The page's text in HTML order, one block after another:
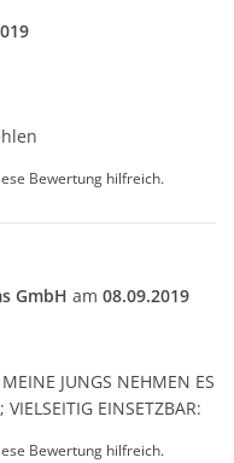
Bewertung hilfreich.
GmbH am 08.09.2019
JUNGS NEHMEN ES
EINSETZBAR:
Bewertung hilfreich.